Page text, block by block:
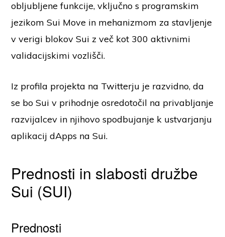
obljubljene funkcije, vključno s programskim
jezikom Sui Move in mehanizmom za stavljenje
v verigi blokov Sui z več kot 300 aktivnimi
validacijskimi vozlišči.
Iz profila projekta na Twitterju je razvidno, da
se bo Sui v prihodnje osredotočil na privabljanje
razvijalcev in njihovo spodbujanje k ustvarjanju
aplikacij dApps na Sui.
Prednosti in slabosti družbe
Sui (SUI)
Prednosti